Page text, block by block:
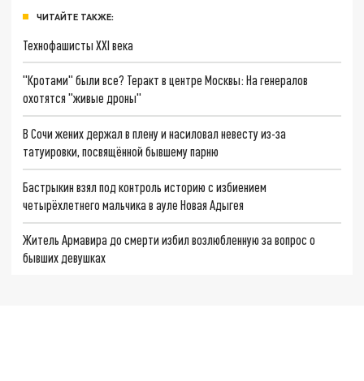
ЧИТАЙТЕ ТАКЖЕ:
Технофашисты XXI века
"Кротами" были все? Теракт в центре Москвы: На генералов
охотятся "живые дроны"
В Сочи жених держал в плену и насиловал невесту из-за
татуировки, посвящённой бывшему парню
Бастрыкин взял под контроль историю с избиением
четырёхлетнего мальчика в ауле Новая Адыгея
Житель Армавира до смерти избил возлюбленную за вопрос о
бывших девушках